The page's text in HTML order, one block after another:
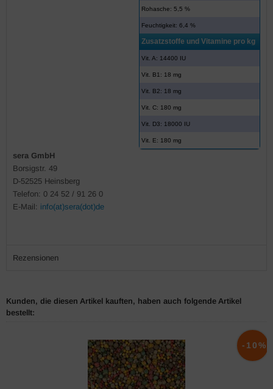
Rohasche: 5,5 %
Feuchtigkeit: 6,4 %
Zusatzstoffe und Vitamine pro kg
Vit. A: 14400 IU
Vit. B1: 18 mg
Vit. B2: 18 mg
Vit. C: 180 mg
Vit. D3: 18000 IU
Vit. E: 180 mg
sera GmbH
Borsigstr. 49
D-52525 Heinsberg
Telefon: 0 24 52 / 91 26 0
E-Mail: info(at)sera(dot)de
Rezensionen
Kunden, die diesen Artikel kauften, haben auch folgende Artikel
bestellt:
-10%